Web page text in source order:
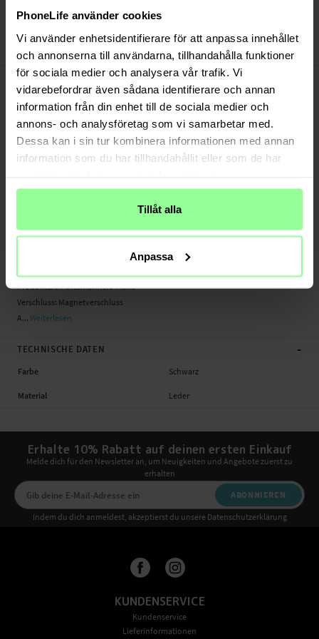
PhoneLife använder cookies
Vi använder enhetsidentifierare för att anpassa innehållet
och annonserna till användarna, tillhandahålla funktioner
för sociala medier och analysera vår trafik. Vi
vidarebefordrar även sådana identifierare och annan
information från din enhet till de sociala medier och
annons- och analysföretag som vi samarbetar med.
Dessa kan i sin tur kombinera informationen med annan
information som du har tillhandahållit eller som de har
Tillåt alla
Anpassa
Art number
PRODUKTBESCHREIBUNG
Diese stilechte Portemonnaie-Hülle aus Echtleder schützt dein Handy vor
unnötigen Gebrauchsspuren und Schäden. Dank der eingebauten
Standfunktion kannst du dir bequem Filme und Sportübertragungen ansehen.
Du bist unterwegs? Kein Problem! Diese Hülle bietet genug Platz für Karten und
Geldscheine und kann dein gesamtes Portemonnaie ersetzen.
- Motorola Moto G56 (6,72" 2025)
Produktart: Portemonnaie-Hülle
Verschluss: Magnetverschluss
A... Weiterlesen
TECHNISCHE DATEN -
Farbe Schwarz
Material Leder
Erhalte 10% Rabatt auf deinen ersten Einkauf
Melde dich für den Newsletter an, um Neuigkeiten und Angebote zuerst zu
erhalten
ABONNIEREN
Indem du dich anmeldest, akzeptierst du unsere Datenschutzerklärung
KUNDENSERVICE
Kundenservice
Lieferinformationen